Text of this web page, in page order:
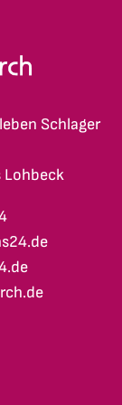
Schlager
Lohbeck